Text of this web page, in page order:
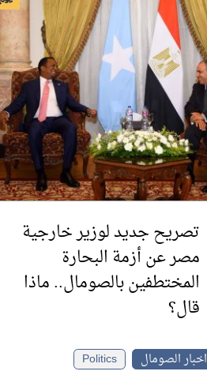
تصريح جديد لوزير خارجية
مصر عن أزمة البحارة
المختطفين بالصومال.. ماذا
قال؟
اخبار الصومال
Politics